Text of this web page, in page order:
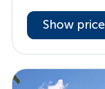
Show price